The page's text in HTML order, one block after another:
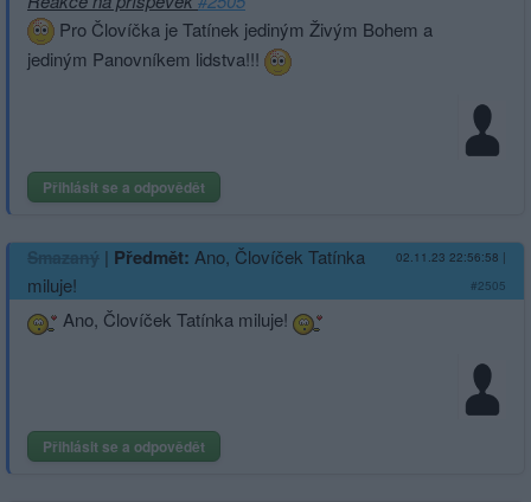
Pro Človíčka je Tatínek jediným Živým Bohem a
jediným Panovníkem lidstva!!!
Přihlásit se a odpovědět
Smazaný | Předmět: Ano, Človíček Tatínka
miluje!
02.11.23 22:56:58 |
#2505
Ano, Človíček Tatínka miluje!
Přihlásit se a odpovědět